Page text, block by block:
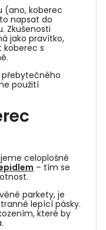
(ano, koberec
napsat do
Zkušenosti
jako pravítko,
s
použití
celoplošné
– tím se
parkety, je
lepící pásky.
které by